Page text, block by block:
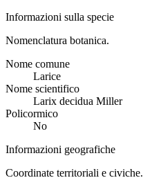
Informazioni sulla specie
Nomenclatura botanica.
Nome comune
Larice
Nome scientifico
Larix decidua Miller
Policormico
No
Informazioni geografiche
Coordinate territoriali e civiche.